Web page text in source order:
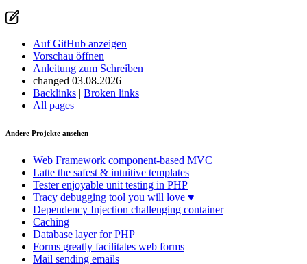
Auf GitHub anzeigen
Vorschau öffnen
Anleitung zum Schreiben
changed 03.08.2026
Backlinks | Broken links
All pages
Andere Projekte ansehen
Web Framework component-based MVC
Latte the safest & intuitive templates
Testerenjoyable unit testing in PHP
Tracy debugging tool you will love ♥
Dependency Injection challenging container
Caching
Database layer for PHP
Forms greatly facilitates web forms
Mail sending emails